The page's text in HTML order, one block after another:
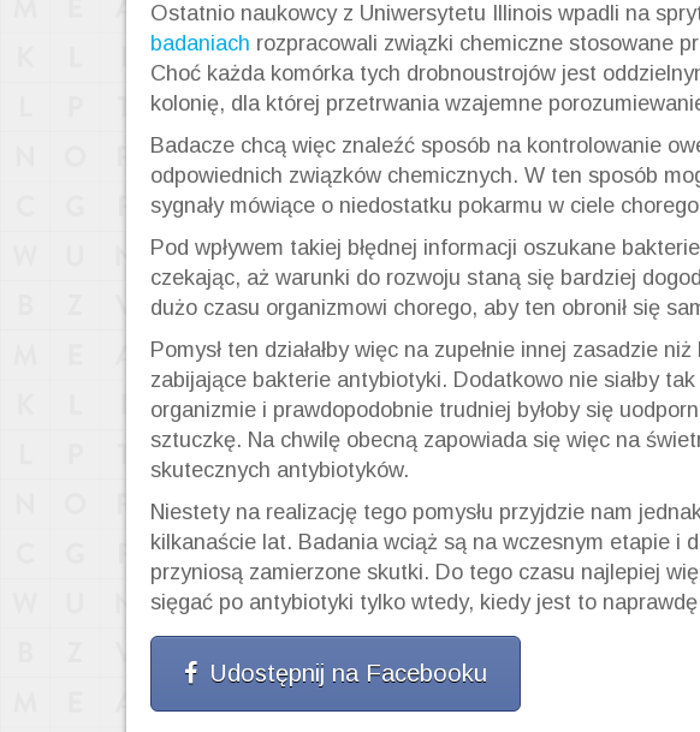
Ostatnio naukowcy z Uniwersytetu Illinois wpadli na
badaniach rozpracowali związki chemiczne stosowane
Choć każda komórka tych drobnoustrojów jest
kolonię, dla której przetrwania wzajemne
Badacze chcą więc znaleźć sposób na kontrolowanie
odpowiednich związków chemicznych. W ten sposób
sygnały mówiące o niedostatku pokarmu w ciele
Pod wpływem takiej błędnej informacji oszukane
czekając, aż warunki do rozwoju staną się bardziej
dużo czasu organizmowi chorego, aby ten obronił się
Pomysł ten działałby więc na zupełnie innej zasadzie
zabijające bakterie antybiotyki. Dodatkowo nie siałby
organizmie i prawdopodobnie trudniej byłoby się
sztuczkę. Na chwilę obecną zapowiada się więc na
skutecznych antybiotyków.
Niestety na realizację tego pomysłu przyjdzie nam
kilkanaście lat. Badania wciąż są na wczesnym etapie i
przyniosą zamierzone skutki. Do tego czasu najlepiej
sięgać po antybiotyki tylko wtedy, kiedy jest to
Udostępnij na Facebooku